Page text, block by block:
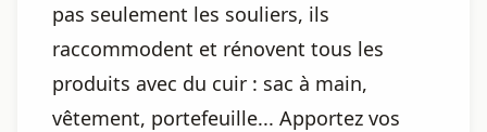
pas seulement les souliers, ils
raccommodent et rénovent tous les
produits avec du cuir : sac à main,
vêtement, portefeuille... Apportez vos